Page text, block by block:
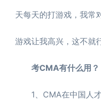
天每天的打游戏，我常
游戏让我高兴，这不就
考CMA有什么用？
1、CMA在中国人才